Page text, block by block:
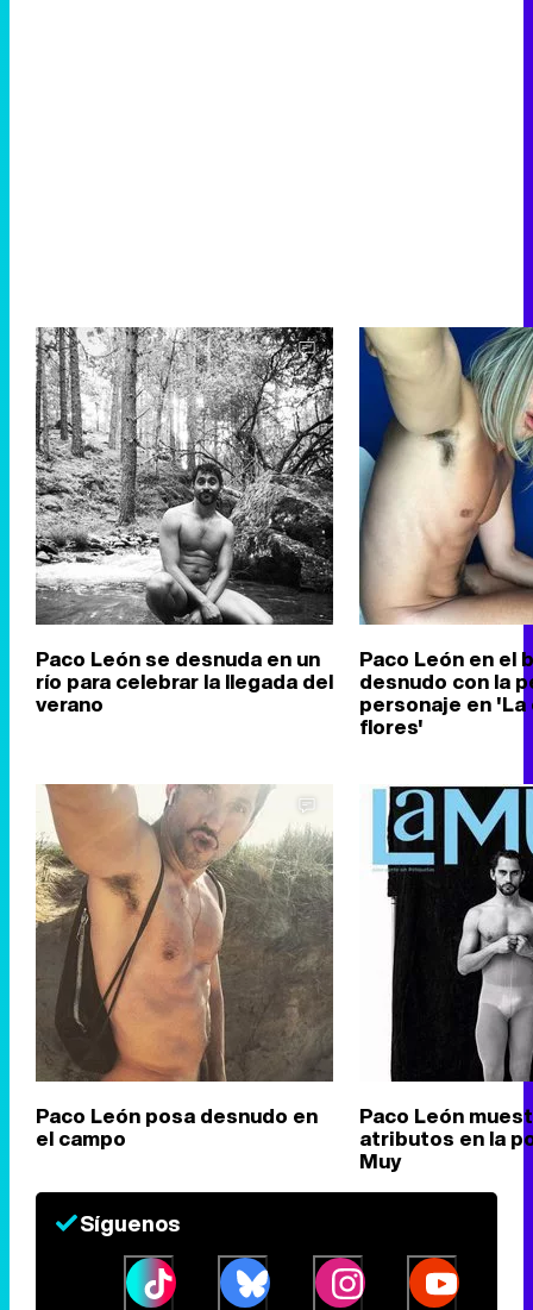
Paco León se desnuda en un
río para celebrar la llegada del
verano
Paco León en el
desnudo con la
personaje en 'La
flores'
Paco León posa desnudo en
el campo
Paco León
atributos en la
Muy
Síguenos